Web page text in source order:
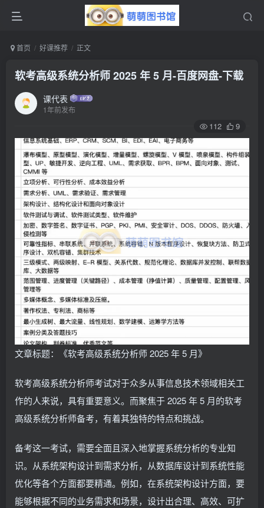
首页 好课推荐 正文
软考高级系统分析师 2025 年 5 月-百度网盘-下载
课代表
1年前发布
112 9
文章标题：《软考高级系统分析师 2025 年 5 月》
软考高级系统分析师考试对于众多从事信息技术领域相关工
作的人来说，具有重要意义。而聚焦于 2025 年 5 月的软考
高级系统分析师备考，有着其独特的特点和挑战。
备考这一考试，需要全面且深入地掌握系统分析的专业知
识。从系统架构设计到需求分析，从数据库设计到系统性能
优化等各个方面都要精通。例如，在系统架构设计方面，要
能够根据不同的业务需求和场景，设计出合理、高效、可扩